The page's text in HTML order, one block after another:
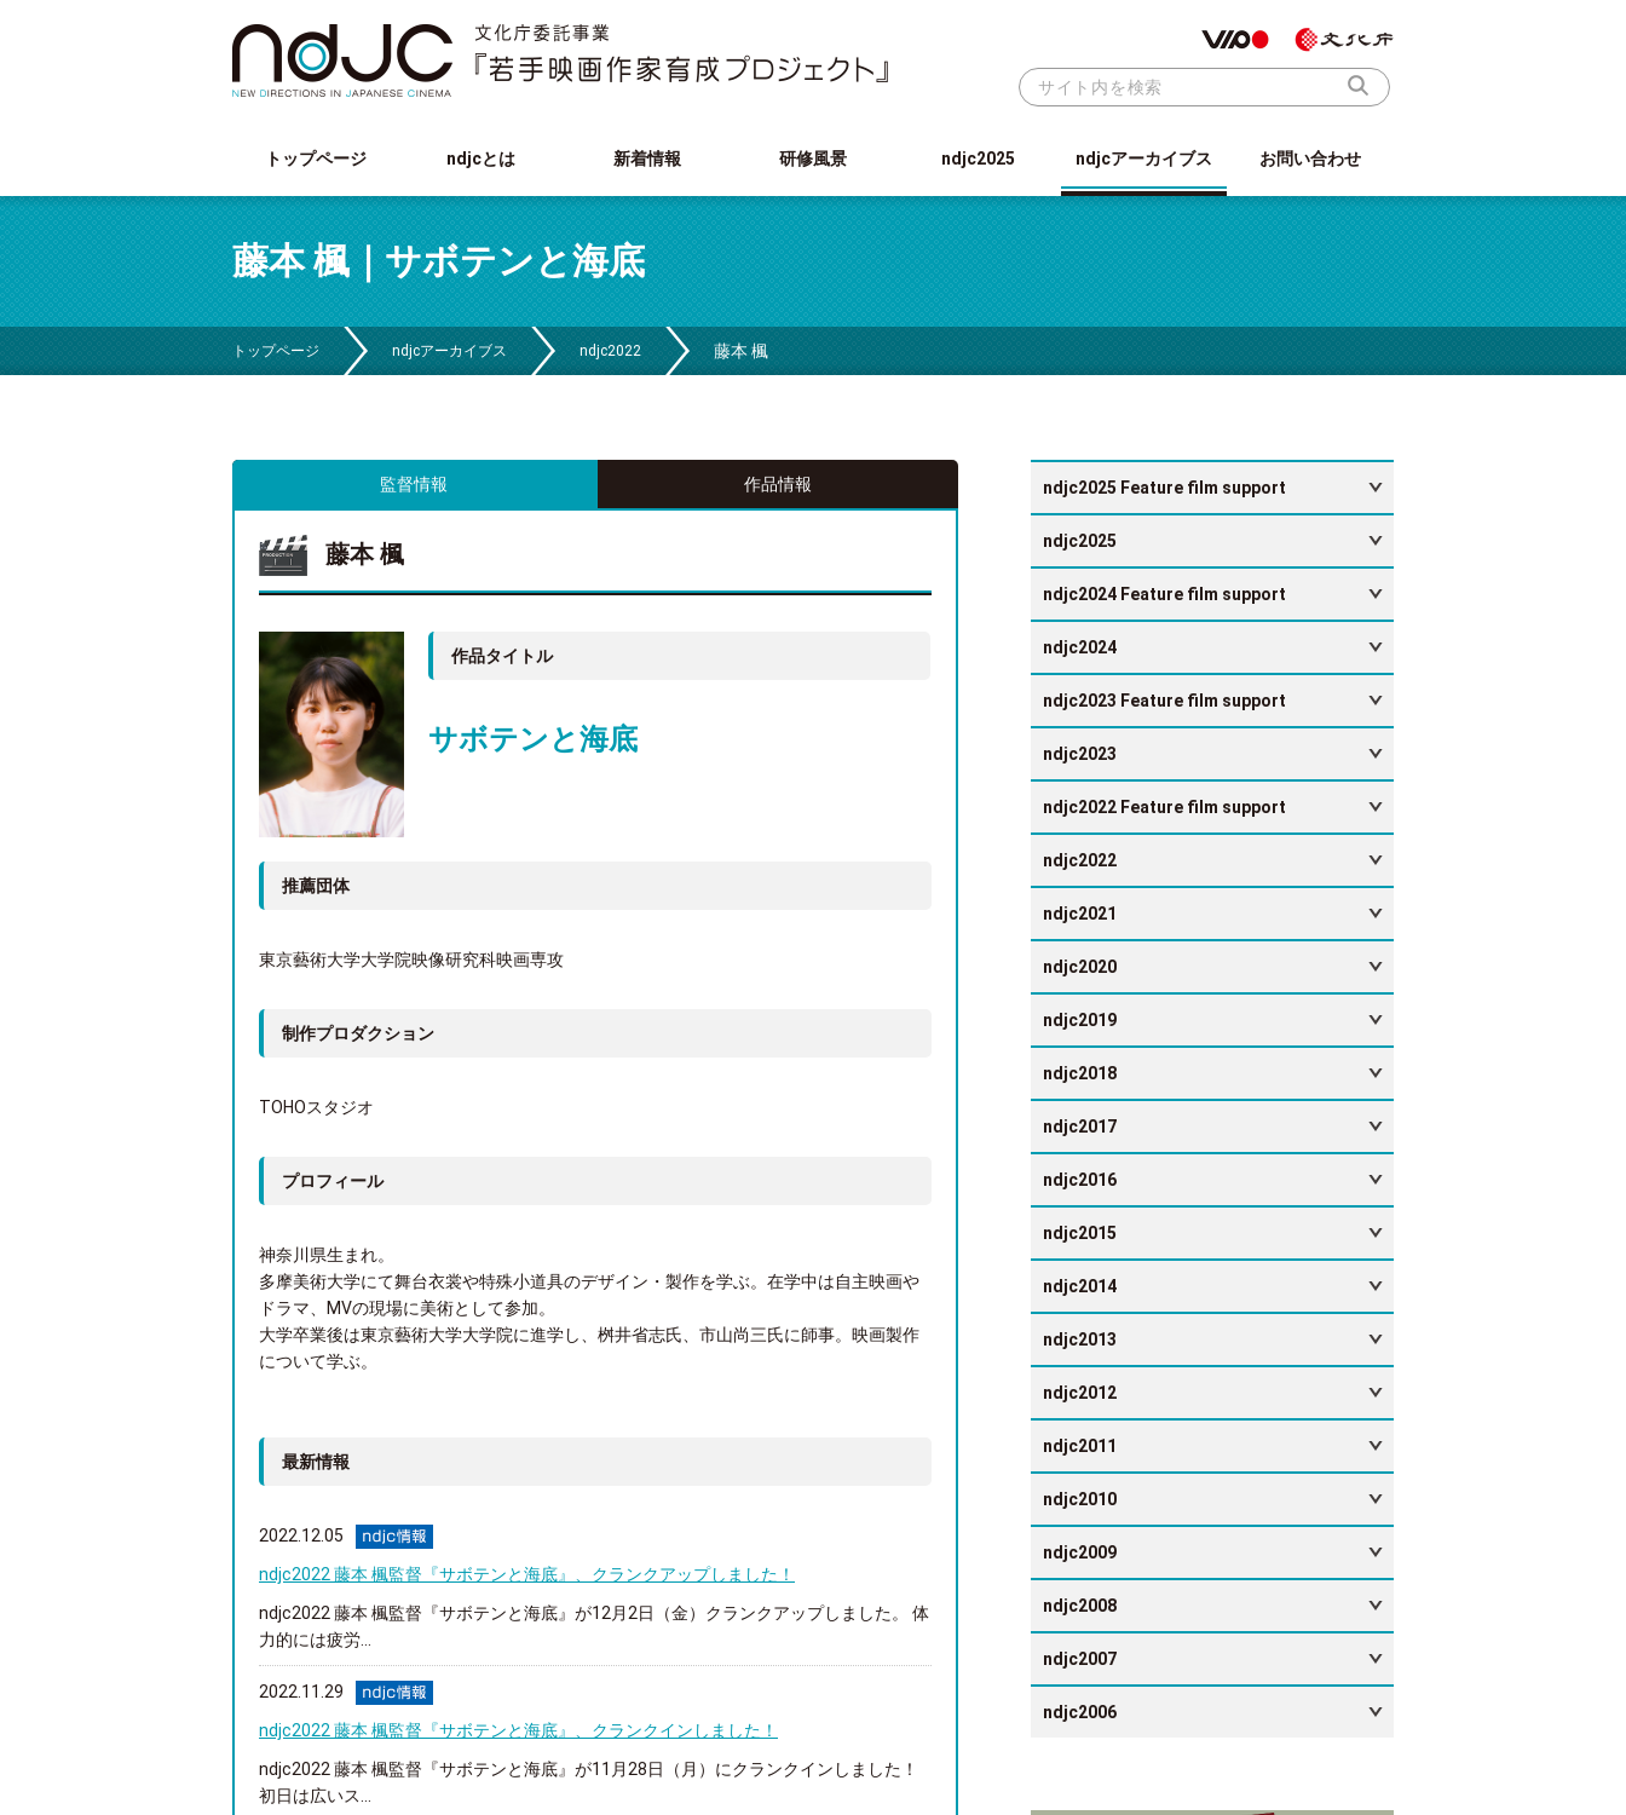
トップページ ndjcとは 新着情報 研修風景 ndjc2025 ndjcアーカイブス お問い合わせ
藤本 楓｜サボテンと海底
トップページ ndjcアーカイブス ndjc2022 藤本 楓
監督情報 作品情報
藤本 楓
作品タイトル
サボテンと海底
推薦団体
東京藝術大学大学院映像研究科映画専攻
制作プロダクション
TOHOスタジオ
プロフィール
神奈川県生まれ。
多摩美術大学にて舞台衣裳や特殊小道具のデザイン・製作を学ぶ。在学中は自主映画や
ドラマ、MVの現場に美術として参加。
大学卒業後は東京藝術大学大学院に進学し、桝井省志氏、市山尚三氏に師事。映画製作
について学ぶ。
最新情報
2022.12.05
ndjc2022 藤本 楓監督『サボテンと海底』、クランクアップしました！
ndjc2022 藤本 楓監督『サボテンと海底』が12月2日（金）クランクアップしました。 体
力的には疲労...
2022.11.29
ndjc2022 藤本 楓監督『サボテンと海底』、クランクインしました！
ndjc2022 藤本 楓監督『サボテンと海底』が11月28日（月）にクランクインしました！
初日は広いス...
ndjc2025 Feature film support
ndjc2025
ndjc2024 Feature film support
ndjc2024
ndjc2023 Feature film support
ndjc2023
ndjc2022 Feature film support
ndjc2022
ndjc2021
ndjc2020
ndjc2019
ndjc2018
ndjc2017
ndjc2016
ndjc2015
ndjc2014
ndjc2013
ndjc2012
ndjc2011
ndjc2010
ndjc2009
ndjc2008
ndjc2007
ndjc2006